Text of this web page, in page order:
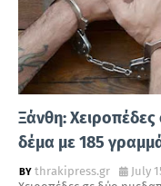
Ξάνθη:
δέμα με 185
thrakipress.gr
July